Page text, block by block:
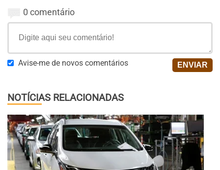
0 comentário
Avise-me de novos comentários
NOTÍCIAS RELACIONADAS